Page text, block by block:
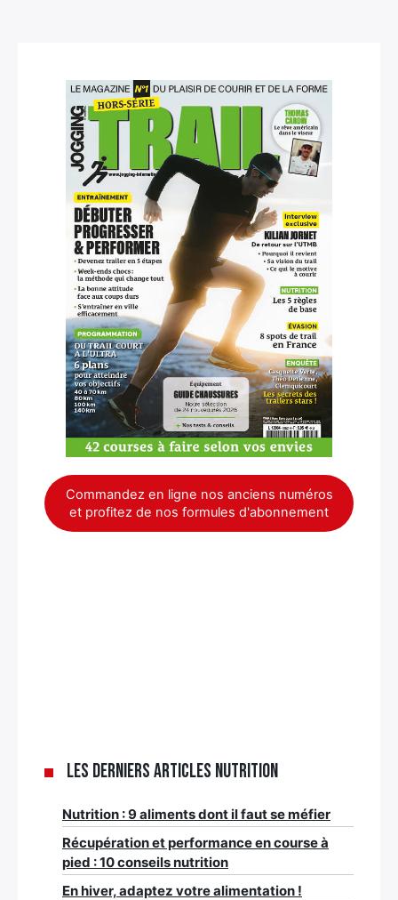
Commandez en ligne nos anciens numéros
et profitez de nos formules d'abonnement
Les derniers articles nutrition
Nutrition : 9 aliments dont il faut se méfier
Récupération et performance en course à
pied : 10 conseils nutrition
En hiver, adaptez votre alimentation !